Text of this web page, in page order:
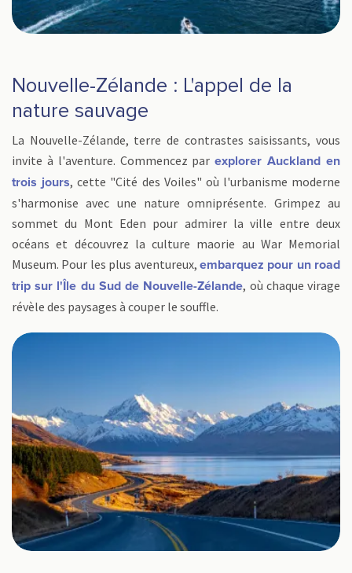
Nouvelle-Zélande : L'appel de la
nature sauvage
La Nouvelle-Zélande, terre de contrastes saisissants, vous
invite à l'aventure. Commencez parexplorer Auckland en
trois jours, cette "Cité des Voiles" où l'urbanisme moderne
s'harmonise avec une nature omniprésente. Grimpez au
sommet du Mont Eden pour admirer la ville entre deux
océans et découvrez la culture maorie au War Memorial
Museum. Pour les plus aventureux, embarquez pour un road
trip sur l'Île du Sud de Nouvelle-Zélande, où chaque virage
révèle des paysages à couper le souffle.